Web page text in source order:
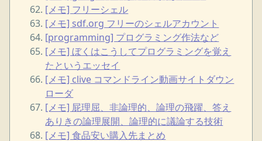
[メモ] フリーシェル
[メモ] sdf.org フリーのシェルアカウント
[programming] プログラミング作法など
[メモ] ぼくはこうしてプログラミングを覚え
たというエッセイ
[メモ] clive コマンドライン動画サイトダウン
ローダ
[メモ] 屁理屈、非論理的、論理の飛躍、答え
ありきの論理展開、論理的に議論する技術
[メモ] 食品安い購入先まとめ